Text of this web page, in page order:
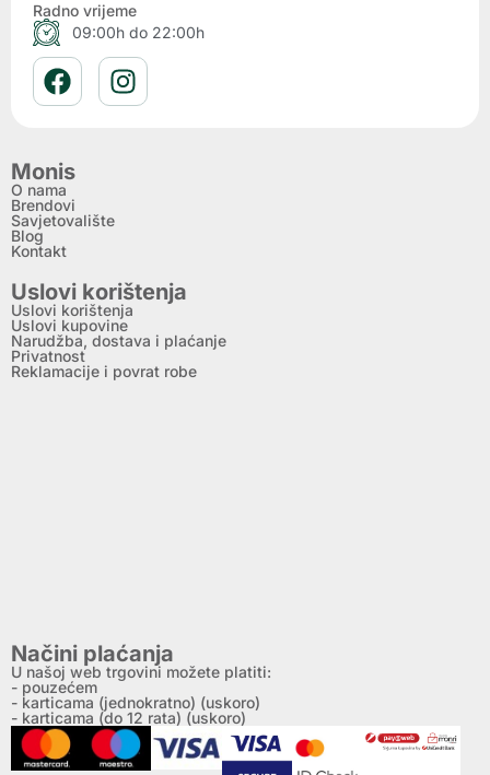
Radno vrijeme
09:00h do 22:00h
Monis
O nama
Brendovi
Savjetovalište
Blog
Kontakt
Uslovi korištenja
Uslovi korištenja
Uslovi kupovine
Narudžba, dostava i plaćanje
Privatnost
Reklamacije i povrat robe
Načini plaćanja
U našoj web trgovini možete platiti:
- pouzećem
- karticama (jednokratno) (uskoro)
- karticama (do 12 rata) (uskoro)